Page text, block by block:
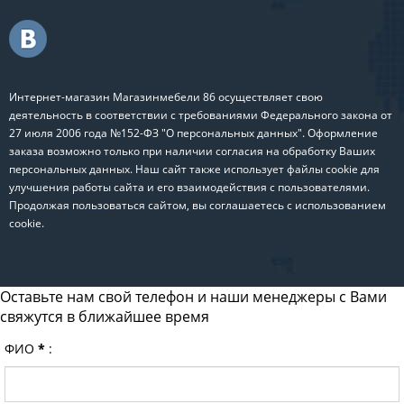
Интернет-магазин Магазинмебели 86 осуществляет свою
деятельность в соответствии с требованиями Федерального закона от
27 июля 2006 года №152-ФЗ "О персональных данных". Оформление
заказа возможно только при наличии согласия на обработку Ваших
персональных данных. Наш сайт также использует файлы cookie для
улучшения работы сайта и его взаимодействия с пользователями.
Продолжая пользоваться сайтом, вы соглашаетесь с использованием
cookie.
Оставьте нам свой телефон и наши менеджеры с Вами
свяжутся в ближайшее время
ФИО * :